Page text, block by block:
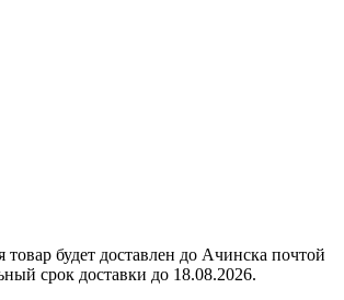
товар будет доставлен до Ачинска почтой
срок доставки до 18.08.2026.